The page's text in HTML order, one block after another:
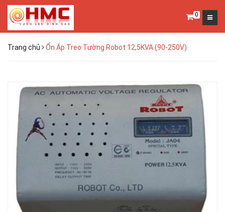
0
Trang chủ Ổn Áp Treo Tường Robot 12,5KVA (90-250V)